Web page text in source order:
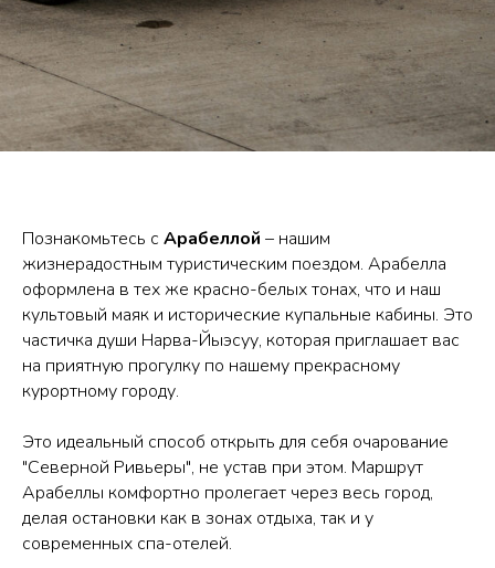
Познакомьтесь с Арабеллой – нашим
жизнерадостным туристическим поездом. Арабелла
оформлена в тех же красно-белых тонах, что и наш
культовый маяк и исторические купальные кабины. Это
частичка души Нарва-Йыэсуу, которая приглашает вас
на приятную прогулку по нашему прекрасному
курортному городу.
Это идеальный способ открыть для себя очарование
"Северной Ривьеры", не устав при этом. Маршрут
Арабеллы комфортно пролегает через весь город,
делая остановки как в зонах отдыха, так и у
современных спа-отелей.